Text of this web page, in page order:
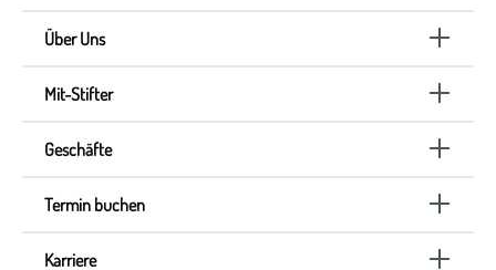
Über Uns
Mit-Stifter
Geschäfte
Termin buchen
Karriere